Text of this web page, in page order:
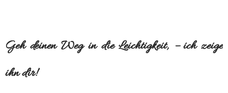
Geh deinen Weg in die Leichtigkeit, – ich zeige
ihn dir!